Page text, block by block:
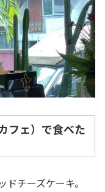
フェ）で食べた
チーズケーキ。